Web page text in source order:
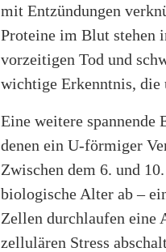
mit Entzündungen
Proteine im Blut stehen
vorzeitigen Tod und
wichtige Erkenntnis, die
Eine weitere spannende
denen ein U-förmiger
Zwischen dem 6. und
biologische Alter ab –
Zellen durchlaufen eine
zellulären Stress